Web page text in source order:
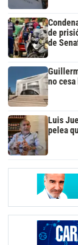
de
de
no
Luis
pelea